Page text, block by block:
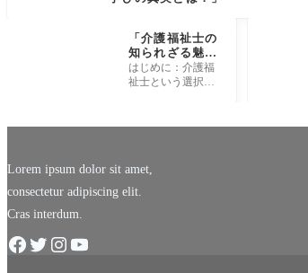
「介護福祉士の
知られざる魅
力！これが未来
の働き方だ！」
はじめに：介護福
祉士という選択肢
の裏方としてあま
が、その
Lorem ipsum dolor sit amet,
consectetur adipiscing elit.
Cras interdum.